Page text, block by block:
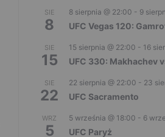
SIE
8
8 sierpnia @ 22:00 - 9
UFC Vegas 120:
SIE
15
15 sierpnia @ 22:00 - 16
UFC 330: Makhachev
SIE
22
22 sierpnia @ 22:00 - 23
UFC Sacramento
WRZ
5
5 września @ 18:00 - 6
UFC Paryż